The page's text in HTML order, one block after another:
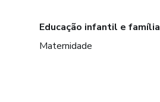
Educação infantil e família
Maternidade